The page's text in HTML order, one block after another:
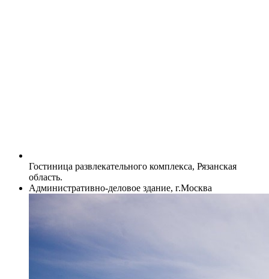
Гостиница развлекательного комплекса, Рязанская
область.
Административно-деловое здание, г.Москва